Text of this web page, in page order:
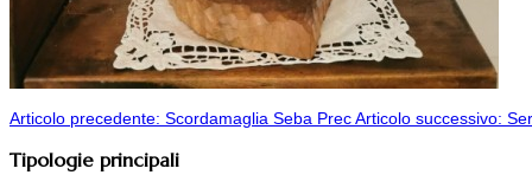
Articolo precedente: Scordamaglia Seba PrecArticolo successivo:
Tipologie principali